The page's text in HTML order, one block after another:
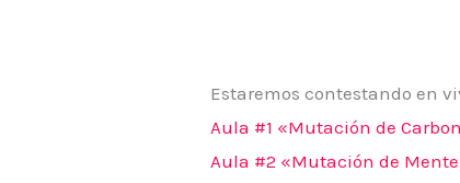
Estaremos contestando en
Aula #1 «Mutación de
Aula #2 «Mutación de